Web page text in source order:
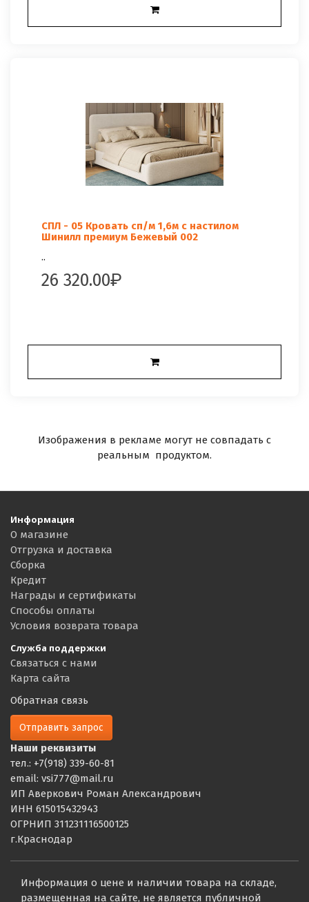
СПЛ - 05 Кровать сп/м 1,6м с настилом
Шинилл премиум Бежевый 002
..
26 320.00
Изображения в рекламе могут не совпадать с
реальным продуктом.
Информация
О магазине
Отгрузка и доставка
Сборка
Кредит
Награды и сертификаты
Способы оплаты
Условия возврата товара
Служба поддержки
Связаться с нами
Карта сайта
Обратная связь
Отправить запрос
Наши реквизиты
тел.: +7(918) 339-60-81
email: vsi777@mail.ru
ИП Аверкович Роман Александрович
ИНН 615015432943
ОГРНИП 311231116500125
г.Краснодар
Информация о цене и наличии товара на складе,
размещенная на сайте, не является публичной